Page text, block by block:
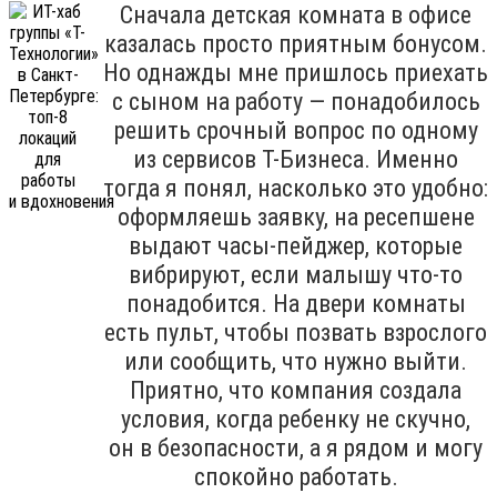
Сначала детская комната в офисе
казалась просто приятным бонусом.
Но однажды мне пришлось приехать
с сыном на работу — понадобилось
решить срочный вопрос по одному
из сервисов Т-Бизнеса. Именно
тогда я понял, насколько это удобно:
оформляешь заявку, на ресепшене
выдают часы-пейджер, которые
вибрируют, если малышу что-то
понадобится. На двери комнаты
есть пульт, чтобы позвать взрослого
или сообщить, что нужно выйти.
Приятно, что компания создала
условия, когда ребенку не скучно,
он в безопасности, а я рядом и могу
спокойно работать.